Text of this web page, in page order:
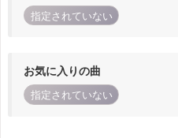
指定されていない
お気に入りの曲
指定されていない